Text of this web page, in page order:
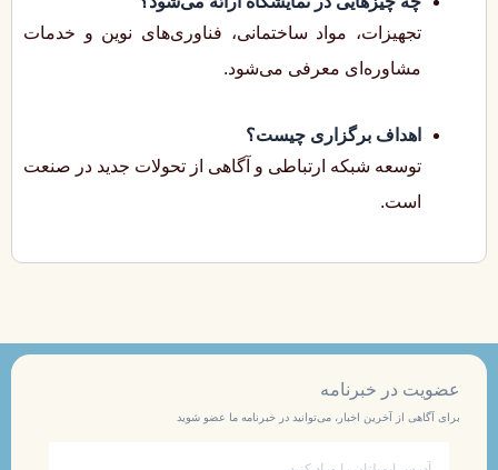
تجهیزات، مواد ساختمانی، فناوری‌های نوین و خدمات
مشاوره‌ای معرفی می‌شود.
اهداف برگزاری چیست؟
توسعه شبکه ارتباطی و آگاهی از تحولات جدید در صنعت
است.
عضویت در خبرنامه
برای آگاهی از آخرین اخبار، می‌توانید در خبرنامه ما عضو شوید